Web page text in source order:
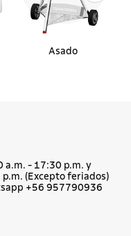
Asado
a.m. - 17:30 p.m. y
(Excepto feriados)
+56 957790936